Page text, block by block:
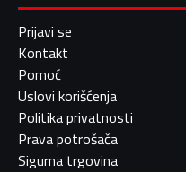
Prijavi se
Kontakt
Pomoć
Uslovi korišćenja
Politika privatnosti
Prava potrošača
Sigurna trgovina